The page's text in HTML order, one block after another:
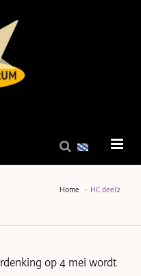
Home HC deel2
op 4 mei wordt